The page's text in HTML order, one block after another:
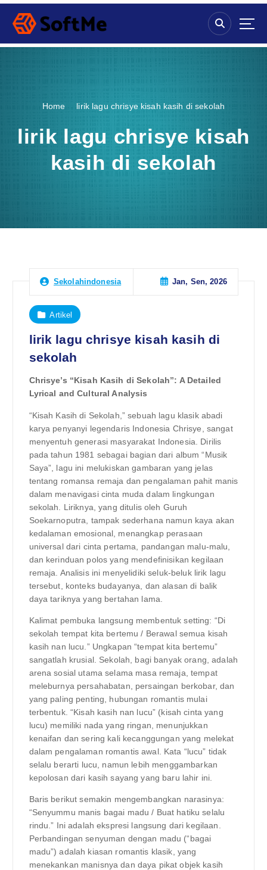
S
p
Home lirik lagu chrisye kisah kasih di sekolah
lirik lagu chrisye kisah
kasih di sekolah
Sekolahindonesia Jan, Sen, 2026
Artikel
lirik lagu chrisye kisah kasih di
sekolah
Chrisye’s “Kisah Kasih di Sekolah”: A Detailed
Lyrical and Cultural Analysis
“Kisah Kasih di Sekolah,” sebuah lagu klasik abadi
karya penyanyi legendaris Indonesia Chrisye, sangat
menyentuh generasi masyarakat Indonesia. Dirilis
pada tahun 1981 sebagai bagian dari album “Musik
Saya”, lagu ini melukiskan gambaran yang jelas
tentang romansa remaja dan pengalaman pahit manis
dalam menavigasi cinta muda dalam lingkungan
sekolah. Liriknya, yang ditulis oleh Guruh
Soekarnoputra, tampak sederhana namun kaya akan
kedalaman emosional, menangkap perasaan
universal dari cinta pertama, pandangan malu-malu,
dan kerinduan polos yang mendefinisikan kegilaan
remaja. Analisis ini menyelidiki seluk-beluk lirik lagu
tersebut, konteks budayanya, dan alasan di balik
daya tariknya yang bertahan lama.
Kalimat pembuka langsung membentuk setting: “Di
sekolah tempat kita bertemu / Berawal semua kisah
kasih nan lucu.” Ungkapan “tempat kita bertemu”
sangatlah krusial. Sekolah, bagi banyak orang, adalah
arena sosial utama selama masa remaja, tempat
meleburnya persahabatan, persaingan berkobar, dan
yang paling penting, hubungan romantis mulai
terbentuk. “Kisah kasih nan lucu” (kisah cinta yang
lucu) memiliki nada yang ringan, menunjukkan
kenaifan dan sering kali kecanggungan yang melekat
dalam pengalaman romantis awal. Kata “lucu” tidak
selalu berarti lucu, namun lebih menggambarkan
kepolosan dari kasih sayang yang baru lahir ini.
Baris berikut semakin mengembangkan narasinya:
“Senyummu manis bagai madu / Buat hatiku selalu
rindu.” Ini adalah ekspresi langsung dari kegilaan.
Perbandingan senyuman dengan madu (“bagai
madu”) adalah kiasan romantis klasik, yang
menekankan manisnya dan daya pikat objek kasih